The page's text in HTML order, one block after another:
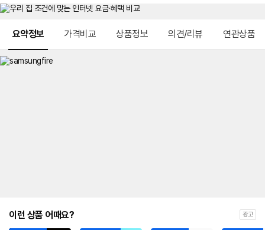
요약정보 가격비교 상품정보 의견/리뷰 연관상품
이런 상품 어때요? 광고